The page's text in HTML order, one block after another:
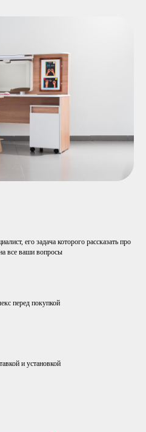
его задача которого рассказать про
все ваши вопросы
перед покупкой
и установкой